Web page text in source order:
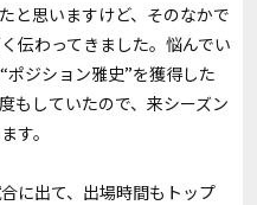
と思いますけど、そのなかで
伝わってきました。悩んでい
ジション雅史”を獲得した
もしていたので、来シーズン
す。
に出て、出場時間もトップ